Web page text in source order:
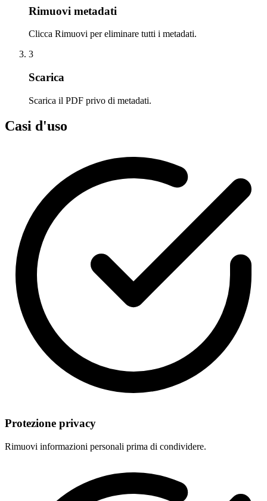
Rimuovi metadati
Clicca Rimuovi per eliminare tutti i metadati.
3
Scarica
Scarica il PDF privo di metadati.
Casi d'uso
Protezione privacy
Rimuovi informazioni personali prima di condividere.